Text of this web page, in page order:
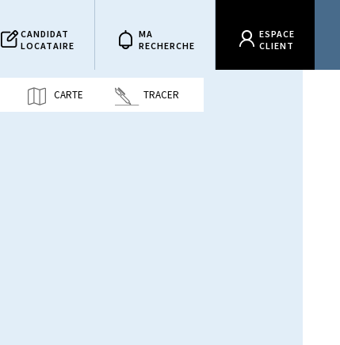
CANDIDAT
LOCATAIRE
MA
RECHERCHE
ESPACE
CLIENT
CARTE TRACER